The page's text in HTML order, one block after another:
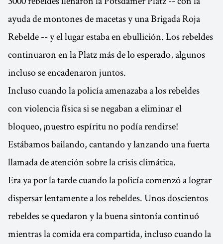
ayuda de montones de macetas y una Brigada Roja
Rebelde -- y el lugar estaba en ebullición. Los rebeldes
continuaron en la Platz más de lo esperado, algunos
incluso se encadenaron juntos.
Incluso cuando la policía amenazaba a los rebeldes
con violencia física si se negaban a eliminar el
bloqueo, ¡nuestro espíritu no podía rendirse!
Estábamos bailando, cantando y lanzando una fuerta
llamada de atención sobre la crisis climática.
Era ya por la tarde cuando la policía comenzó a lograr
dispersar lentamente a los rebeldes. Unos doscientos
rebeldes se quedaron y la buena sintonía continuó
mientras la comida era compartida, incluso cuando la